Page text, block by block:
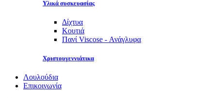
Υλικά συσκευασίας
Δίχτυα
Κουτιά
Πανί Viscose - Ανάγλυφα
Χριστουγεννιάτικα
Λουλούδια
Επικοινωνία